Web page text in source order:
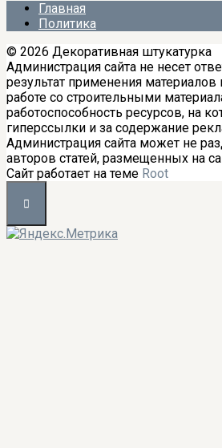
Главная
Политика
© 2026 Декоративная штукатурка
Администрация сайта не несет
результат применения
работе со строительными
работоспособность ресурсов, на
гиперссылки и за содержание
Администрация сайта может не
авторов статей, размещенных на
Сайт работает на теме Root